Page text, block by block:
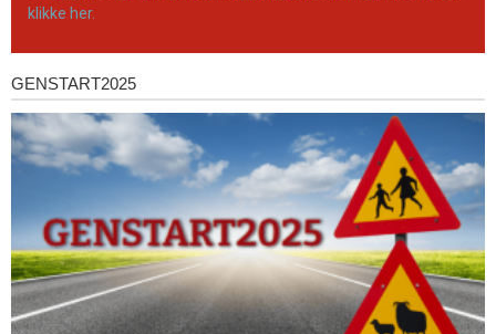
klikke her.
Genstart2025
GENSTART2025